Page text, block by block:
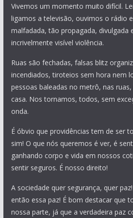
Vivemos um momento muito difícil.
ligamos a televisão, ouvimos o rádio
malfadada, tão propagada, divulgada
incrivelmente visível violência.
Ruas são fechadas, falsas blitz
incendiados, tiroteios sem hora nem
pessoas baleadas no metrô, nas
casa. Nos tornamos, todos, sem
onda.
É óbvio que providências tem de ser
sim! O que nós queremos é ver, é
ganhando corpo e vida em nossos
sentir seguros. É nosso direito!
A sociedade quer segurança, quer
então essa paz! É bom destacar que
nossa parte, já que a verdadeira paz